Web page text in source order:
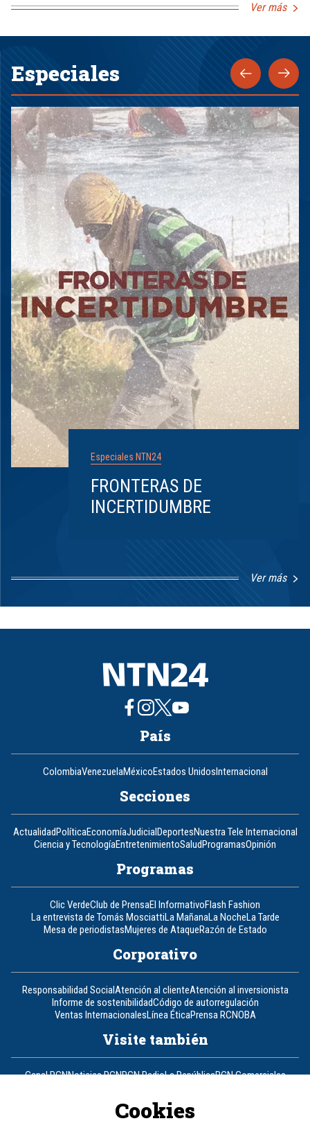
Ver más
Especiales
Especiales NTN24
FRONTERAS DE
INCERTIDUMBRE
Ver más
1
8
País
ColombiaVenezuelaMéxicoEstados UnidosInternacional
Secciones
ActualidadPolíticaEconomíaJudicialDeportesNuestra Tele Internacional
Ciencia y TecnologíaEntretenimientoSaludProgramasOpinión
Programas
Clic VerdeClub de PrensaEl InformativoFlash Fashion
La entrevista de Tomás MosciattiLa MañanaLa NocheLa Tarde
Mesa de periodistasMujeres de AtaqueRazón de Estado
Corporativo
Responsabilidad SocialAtención al clienteAtención al inversionista
Informe de sostenibilidadCódigo de autorregulación
Ventas InternacionalesLínea ÉticaPrensa RCNOBA
Visite también
Canal RCNNoticias RCNRCN RadioLa RepúblicaRCN Comerciales
Un producto de RCN Televisión
Contáctenos
Cookies